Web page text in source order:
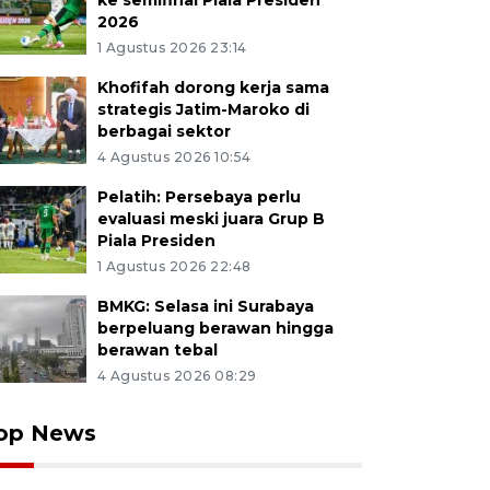
2026
1 Agustus 2026 23:14
Khofifah dorong kerja sama
strategis Jatim-Maroko di
berbagai sektor
4 Agustus 2026 10:54
Pelatih: Persebaya perlu
evaluasi meski juara Grup B
Piala Presiden
1 Agustus 2026 22:48
BMKG: Selasa ini Surabaya
berpeluang berawan hingga
berawan tebal
4 Agustus 2026 08:29
News